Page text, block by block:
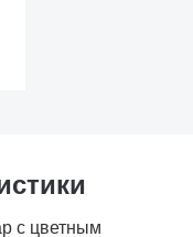
с цветным